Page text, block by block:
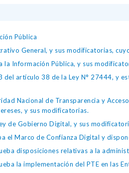
Pública
General, y sus modificatorias,
la Información Pública, y sus
artículo 38 de la Ley N° 27444, y
Nacional de Transparencia y
y sus modificatorias.
de Gobierno Digital, y sus
el Marco de Confianza Digital y
disposiciones relativas a la
la implementación del PTE en las